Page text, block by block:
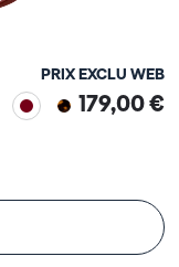
PRIX EXCLU WEB
179,00 €